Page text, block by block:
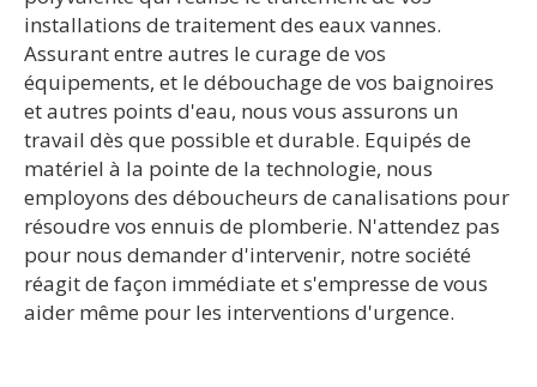
installations de traitement des eaux vannes.
Assurant entre autres le curage de vos
équipements, et le débouchage de vos baignoires
et autres points d'eau, nous vous assurons un
travail dès que possible et durable. Equipés de
matériel à la pointe de la technologie, nous
employons des déboucheurs de canalisations pour
résoudre vos ennuis de plomberie. N'attendez pas
pour nous demander d'intervenir, notre société
réagit de façon immédiate et s'empresse de vous
aider même pour les interventions d'urgence.